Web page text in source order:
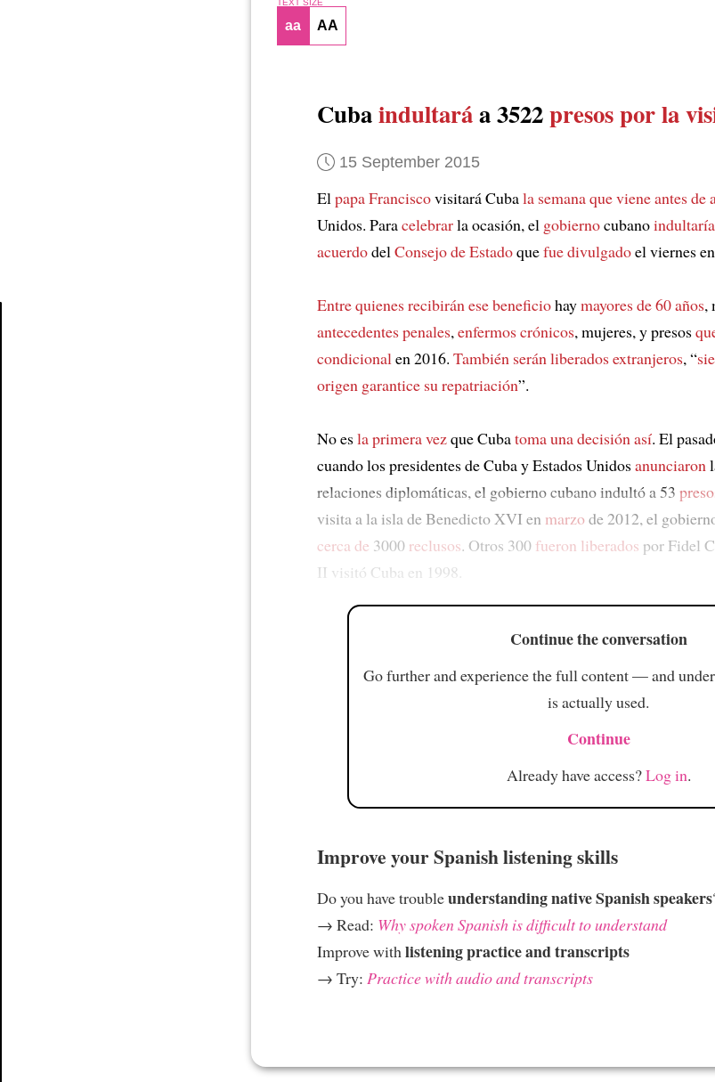
TEXT SIZE
aa AA
Cubaindultaráa 3522presospor la
15 September 2015
Elpapa Franciscovisitará Cubala semana que vieneantes de
Unidos. Paracelebrarla ocasión, el gobiernocubanoindultaría
acuerdodelConsejo de Estadoquefue divulgadoel viernes en
Entre quienes recibirán ese beneficiohaymayores de 60 años,
antecedentes penales,enfermos crónicos, mujeres, y presos
condicionalen 2016. También serán liberados extranjeros, “
origen garantice su repatriación”.
No esla primera vezque Cubatoma una decisión así. El
cuando los presidentes de Cuba y Estados Unidosanunciaron
relaciones diplomáticas, el gobierno cubano indultó a 53
visita a la isla de Benedicto XVI en marzode 2012, el
cerca de 3000 reclusos. Otros 300 fueron liberados por Fidel
II visitó Cuba en 1998.
Continue the conversation
Go further and experience the full content — and
is actually used.
Continue
Already have access?Log in.
Improve your Spanish listening skills
Do you have troubleunderstanding native Spanish speakers
→ Read: Why spoken Spanish is difficult to understand
Improve withlistening practice and transcripts
→ Try: Practice with audio and transcripts